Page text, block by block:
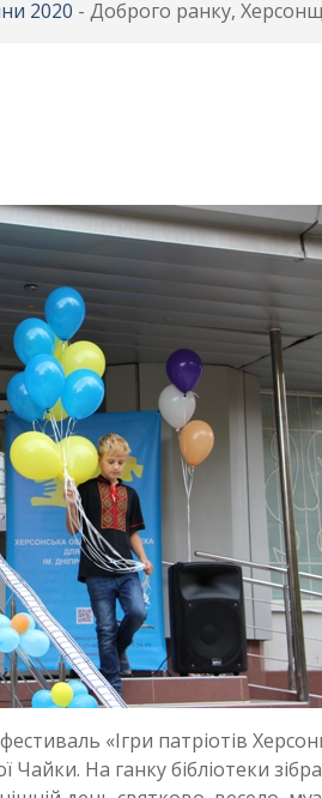
2020 - Доброго ранку,
«Ігри патріотів
Чайки. На ганку бібліотеки